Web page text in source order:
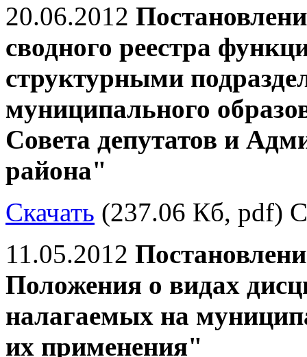
20.06.2012
сводного реестра
структурными
муниципального
Совета депутатов и
района"
Скачать (237.06 Кб, pdf)
11.05.2012
Положения о видах
налагаемых на
их применения"